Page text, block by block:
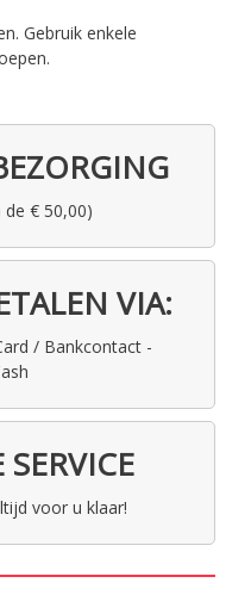
Gebruik enkele
de € 50,00)
VIA:
/ Bankcontact -
SERVICE
voor u klaar!